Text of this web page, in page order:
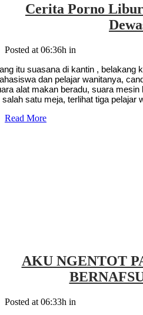
Cerita Porno
Posted at 06:36h in
itu suasana di kantin , belakang
dan pelajar wanitanya,
alat makan beradu, suara
salah satu meja, terlihat tiga pelajar
Read More
AKU NGENTOT
Posted at 06:33h in